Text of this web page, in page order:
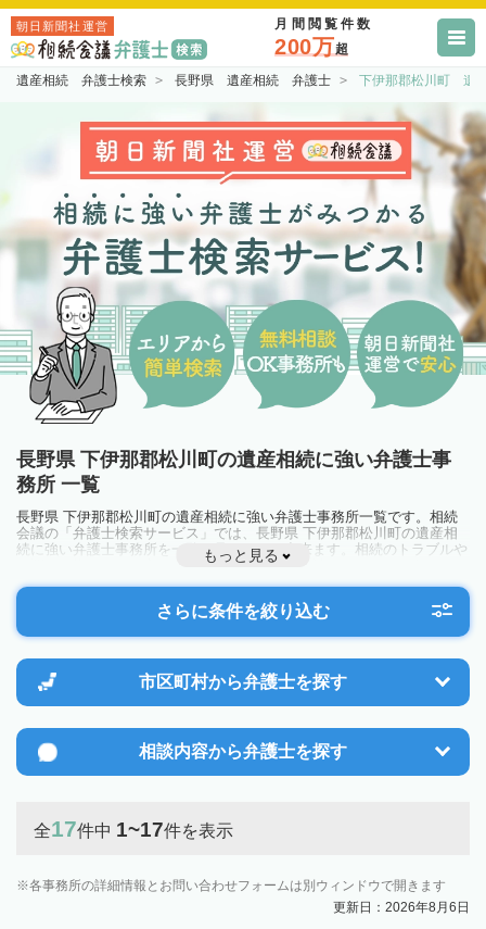
朝日新聞社運営 月間閲覧件数
200万超
遺産相続 弁護士検索 長野県 遺産相続 弁護士 下伊那郡松川町 遺
長野県 下伊那郡松川町の遺産相続に強い弁護士事
務所 一覧
長野県 下伊那郡松川町の遺産相続に強い弁護士事務所一覧です。相続
会議の「弁護士検索サービス」では、長野県 下伊那郡松川町の遺産相
続に強い弁護士事務所を一覧で見ることが出来ます。相続のトラブルや
お悩みを抱えている方は一度近隣の弁護士に相談してみましょう。
もっと見る
さらに条件を絞り込む
市区町村から弁護士を探す
相談内容から弁護士を探す
全17件中 1~17件を表示
各事務所の詳細情報とお問い合わせフォームは別ウィンドウで開きます
更新日：2026年8月6日